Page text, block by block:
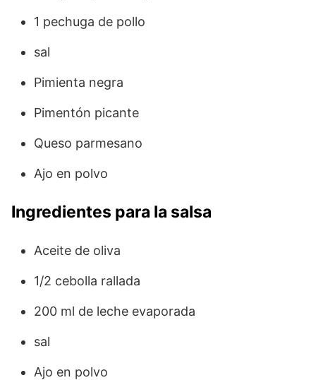
1 pechuga de pollo
sal
Pimienta negra
Pimentón picante
Queso parmesano
Ajo en polvo
Ingredientes para la salsa
Aceite de oliva
1/2 cebolla rallada
200 ml de leche evaporada
sal
Ajo en polvo